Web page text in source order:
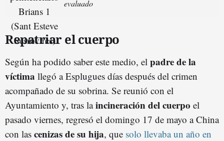
evaluado
Repatriar el cuerpo
Según ha podido saber este medio, el padre de la
víctima llegó a Esplugues días después del crimen
acompañado de su sobrina. Se reunió con el
Ayuntamiento y, tras laincineración del cuerpo el
pasado viernes, regresó el domingo 17 de mayo a China
con las cenizas de su hija, que solo llevaba un año en